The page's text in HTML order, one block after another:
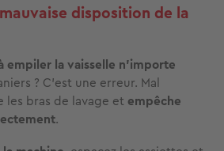
disposition de la
empiler la vaisselle n’importe
? C’est une erreur. Mal
les bras de lavage et empêche
.